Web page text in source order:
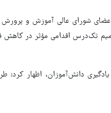
شورای عالی آموزش و پرورش
یازدهم در کنکور ۱۴۰۵ و امکان ترمیم تک‌درس
دانش‌آموزان، اظهار کرد: